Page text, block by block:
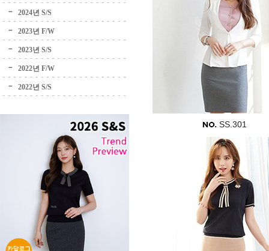
2024년 S/S
2023년 F/W
2023년 S/S
2022년 F/W
2022년 S/S
SS.301